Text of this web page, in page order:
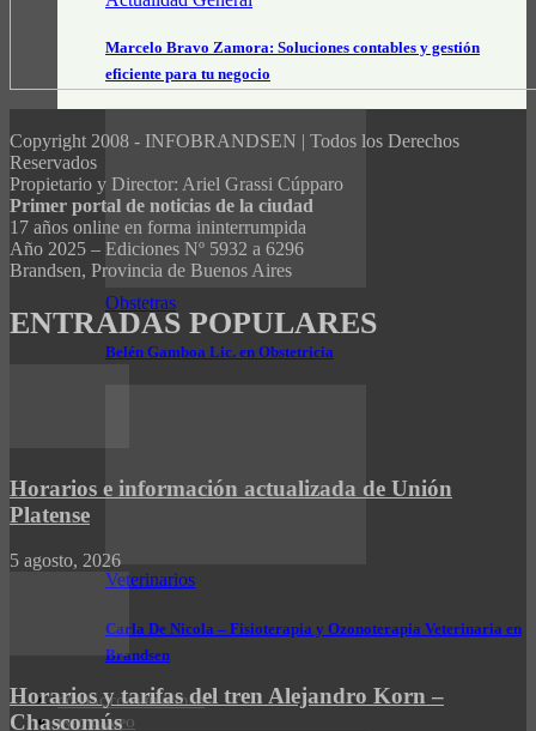
Marcelo Bravo Zamora: Soluciones contables y gestión
eficiente para tu negocio
Obstetras
Belén Gamboa Lic. en Obstetricia
Veterinarios
Carla De Nicola – Fisioterapia y Ozonoterapia Veterinaria en
Brandsen
CONTACTO/PUBLICIDAD
INFO CAMPO
Copyright 2008 - INFOBRANDSEN | Todos los Derechos
Reservados
Propietario y Director: Ariel Grassi Cúpparo
Primer portal de noticias de la ciudad
17 años online en forma ininterrumpida
Año 2025 – Ediciones Nº 5932 a 6296
Brandsen, Provincia de Buenos Aires
ENTRADAS POPULARES
Horarios e información actualizada de Unión
Platense
5 agosto, 2026
Horarios y tarifas del tren Alejandro Korn –
Chascomús